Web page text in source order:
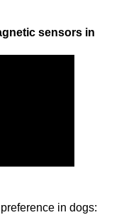
sensors in
in dogs: